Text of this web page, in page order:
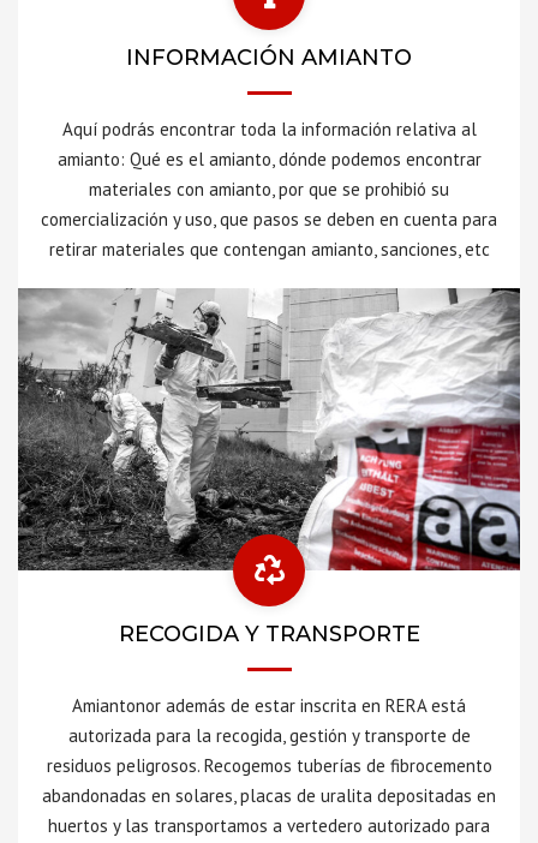
INFORMACIÓN AMIANTO
Aquí podrás encontrar toda la información relativa al
amianto: Qué es el amianto, dónde podemos encontrar
materiales con amianto, por que se prohibió su
comercialización y uso, que pasos se deben en cuenta para
retirar materiales que contengan amianto, sanciones, etc
RECOGIDA Y TRANSPORTE
Amiantonor además de estar inscrita en RERA está
autorizada para la recogida, gestión y transporte de
residuos peligrosos. Recogemos tuberías de fibrocemento
abandonadas en solares, placas de uralita depositadas en
huertos y las transportamos a vertedero autorizado para